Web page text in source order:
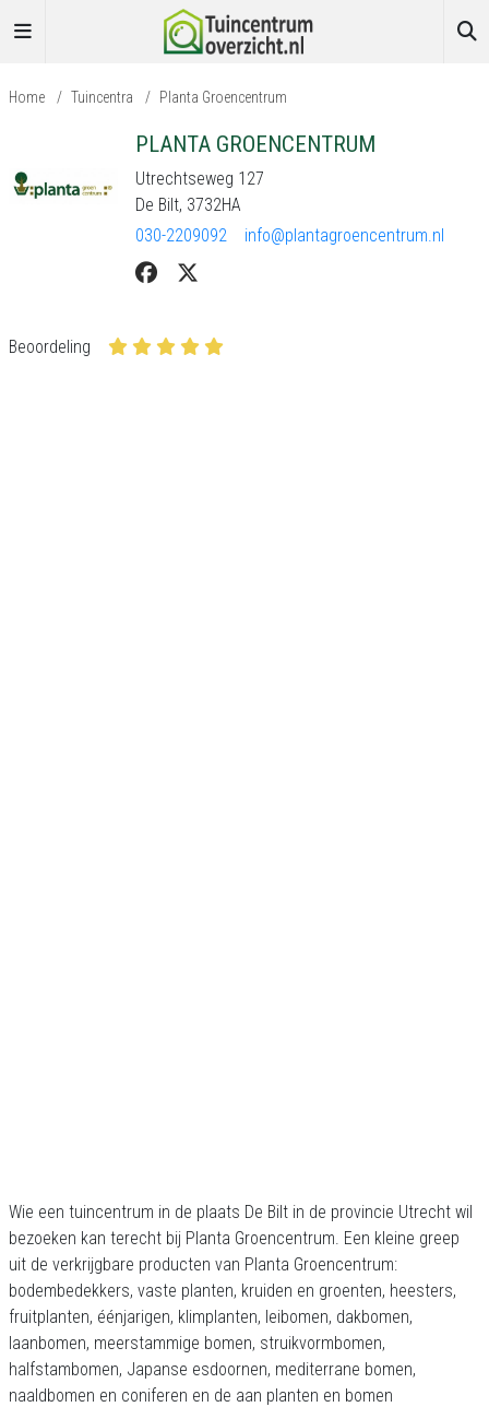
Home / Tuincentra / Planta Groencentrum
PLANTA GROENCENTRUM
Utrechtseweg 127
De Bilt, 3732HA
030-2209092
info@plantagroencentrum.nl
Beoordeling
Wie een tuincentrum in de plaats De Bilt in de provincie Utrecht wil
bezoeken kan terecht bij Planta Groencentrum. Een kleine greep
uit de verkrijgbare producten van Planta Groencentrum:
bodembedekkers, vaste planten, kruiden en groenten, heesters,
fruitplanten, éénjarigen, klimplanten, leibomen, dakbomen,
laanbomen, meerstammige bomen, struikvormbomen,
halfstambomen, Japanse esdoornen, mediterrane bomen,
naaldbomen en coniferen en de aan planten en bomen